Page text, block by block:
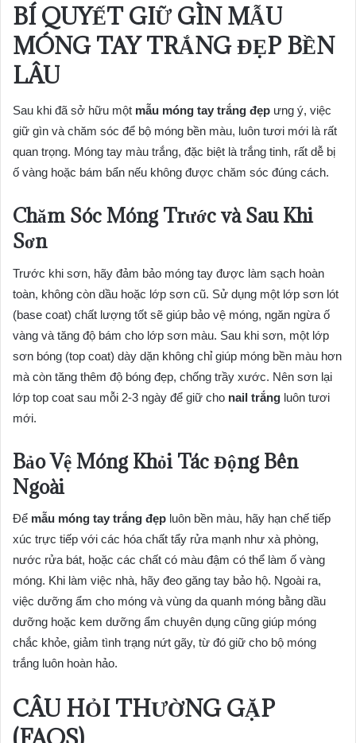
BÍ QUYẾT GIỮ GÌN MẪU
MÓNG TAY TRẮNG ĐẸP BỀN
LÂU
Sau khi đã sở hữu một mẫu móng tay trắng đẹp ưng ý, việc
giữ gìn và chăm sóc để bộ móng bền màu, luôn tươi mới là rất
quan trọng. Móng tay màu trắng, đặc biệt là trắng tinh, rất dễ bị
ố vàng hoặc bám bẩn nếu không được chăm sóc đúng cách.
Chăm Sóc Móng Trước và Sau Khi
Sơn
Trước khi sơn, hãy đảm bảo móng tay được làm sạch hoàn
toàn, không còn dầu hoặc lớp sơn cũ. Sử dụng một lớp sơn lót
(base coat) chất lượng tốt sẽ giúp bảo vệ móng, ngăn ngừa ố
vàng và tăng độ bám cho lớp sơn màu. Sau khi sơn, một lớp
sơn bóng (top coat) dày dặn không chỉ giúp móng bền màu hơn
mà còn tăng thêm độ bóng đẹp, chống trầy xước. Nên sơn lại
lớp top coat sau mỗi 2-3 ngày để giữ cho nail trắng luôn tươi
mới.
Bảo Vệ Móng Khỏi Tác Động Bên
Ngoài
Để mẫu móng tay trắng đẹp luôn bền màu, hãy hạn chế tiếp
xúc trực tiếp với các hóa chất tẩy rửa mạnh như xà phòng,
nước rửa bát, hoặc các chất có màu đậm có thể làm ố vàng
móng. Khi làm việc nhà, hãy đeo găng tay bảo hộ. Ngoài ra,
việc dưỡng ẩm cho móng và vùng da quanh móng bằng dầu
dưỡng hoặc kem dưỡng ẩm chuyên dụng cũng giúp móng
chắc khỏe, giảm tình trạng nứt gãy, từ đó giữ cho bộ móng
trắng luôn hoàn hảo.
CÂU HỎI THƯỜNG GẶP